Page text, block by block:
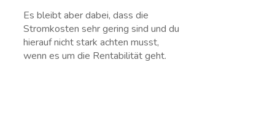
Es bleibt aber dabei, dass die
Stromkosten sehr gering sind und du
hierauf nicht stark achten musst,
wenn es um die Rentabilität geht.